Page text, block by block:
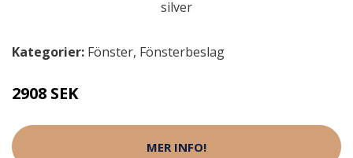
Kategorier: Fönster, Fönsterbeslag
2908 SEK
MER INFO!